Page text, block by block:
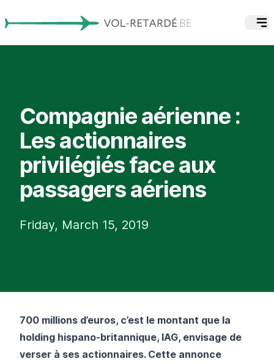
Compagnie aérienne :
Les actionnaires
privilégiés face aux
passagers aériens
Friday, March 15, 2019
700 millions d’euros, c’est le montant que la
holding hispano-britannique, IAG, envisage de
verser à ses actionnaires. Cette annonce